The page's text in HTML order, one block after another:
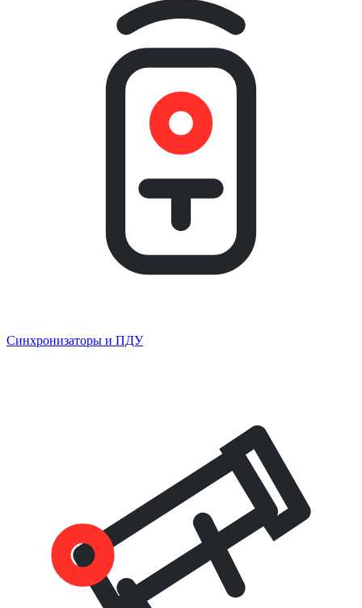
Синхронизаторы и ПДУ